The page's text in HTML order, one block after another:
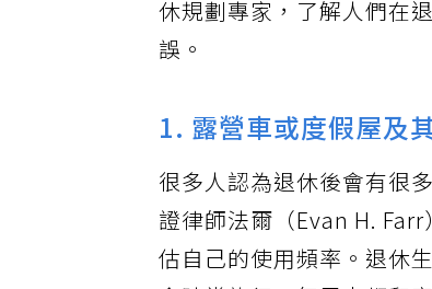
休規劃專家，了解人們在
誤。
1. 露營車或度假屋及
很多人認為退休後會有很
證律師法爾（Evan H.
估自己的使用頻率。退休